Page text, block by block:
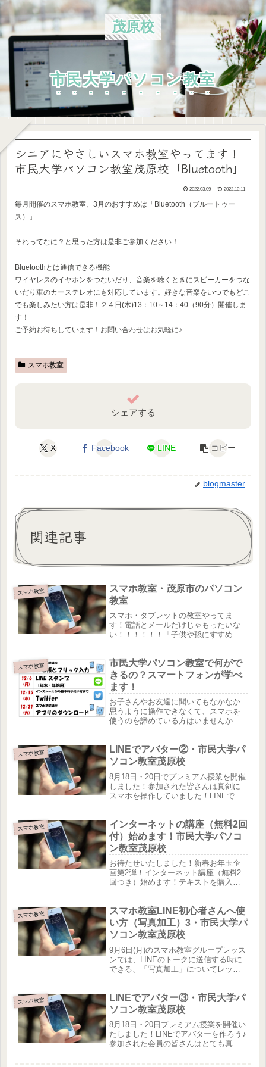
茂原校
市民大学パソコン教室
シニアにやさしいスマホ教室やってます！
市民大学パソコン教室茂原校「Bluetooth」
2022.03.09 2022.10.11
毎月開催のスマホ教室、3月のおすすめは「Bluetooth（ブルートゥー
ス）」
それってなに？と思った方は是非ご参加ください！
Bluetoothとは通信できる機能
ワイヤレスのイヤホンをつないだり、音楽を聴くときにスピーカーをつな
いだり車のカーステレオにも対応しています。好きな音楽をいつでもどこ
でも楽しみたい方は是非！２４日(木)13：10～14：40（90分）開催しま
す！
ご予約お待ちしています！お問い合わせはお気軽に♪
スマホ教室
シェアする
X Facebook LINE コピー
blogmaster
関連記事
スマホ教室
スマホ教室・茂原市のパソコン
教室
スマホ・タブレットの教室やってま
す！電話とメールだけじゃもったいな
い！！！！！！「子供や孫にすすめら
教室ではスマホ教室もやってます！入
会金はかかりません！受けたい授業...
スマホ教室
市民大学パソコン教室で何がで
きるの？スマートフォンが学べ
ます！
お子さんやお友達に聞いてもなかなか
思うように操作できなくて、スマホを
使うのを諦めている方はいませんか？
なく、スマホも学べます！スマホ教室
は特別にグループレッスンを用意。毎
月...
スマホ教室
LINEでアバター②・市民大学パ
ソコン教室茂原校
8月18日・20日でプレミアム授業を開催
しました！参加された皆さんは真剣に
スマホを操作していました！LINEでア
たします♪プレミアム会員のOさんの作
品こちらは、エキゾチック...
スマホ教室
インターネットの講座（無料2回
付）始めます！市民大学パソコ
ン教室茂原校
お待たせいたしました！新春お年玉企
画第2弾！インターネット講座（無料2
回つき）始めます！テキストを購入し
見ながら出来るようになる！このお得
な時期に始めませんか？スマートフォ...
スマホ教室
スマホ教室LINE初心者さんへ使
い方（写真加工）3・市民大学パ
ソコン教室茂原校
9月6日(月)のスマホ教室グループレッス
ンでは、LINEのトークに送信する時に
できる、「写真加工」についてレッス
レイで作ったチューリップご自身で作
ったクレイアート作品の...
スマホ教室
LINEでアバター③・市民大学パ
ソコン教室茂原校
8月18日・20日プレミアム授業を開催い
たしました！LINEでアバターを作ろう♪
参加された会員の皆さんはとても真剣